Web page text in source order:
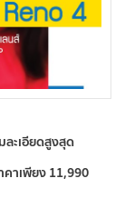
ละเอียดสูงสุด
คาเพียง 11,990